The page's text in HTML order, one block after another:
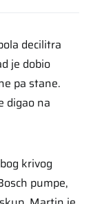
decilitra
je dobio
pa stane.
digao na
krivog
pumpe,